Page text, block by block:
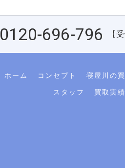
0120-696-796 【
ホーム コンセプト 寝屋川の
スタッフ 買取実績